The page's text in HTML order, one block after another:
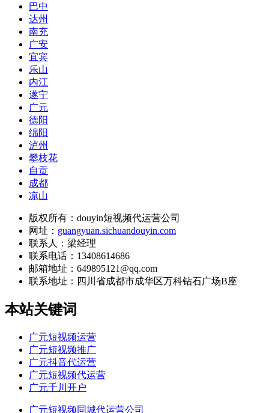
巴中
达州
南充
广安
宜宾
乐山
内江
遂宁
广元
德阳
绵阳
泸州
攀枝花
自贡
成都
凉山
版权所有：douyin短视频代运营公司
网址： guangyuan.sichuandouyin.com
联系人：梁经理
联系电话：13408614686
邮箱地址：649895121@qq.com
联系地址： 四川省成都市成华区万科钻石广场B座
本站关键词
广元短视频运营
广元短视频推广
广元抖音代运营
广元短视频代运营
广元千川开户
广元短视频同城代运营公司